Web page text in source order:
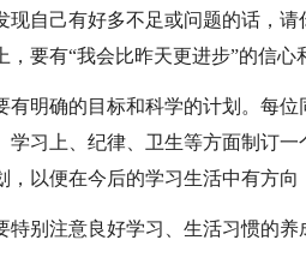
现自己有好多不足或问题的话，
要有“我会比昨天更进步”的信心
有明确的目标和科学的计划。每
学习上、纪律、卫生等方面制订
，以便在今后的学习生活中有方向
特别注意良好学习、生活习惯的